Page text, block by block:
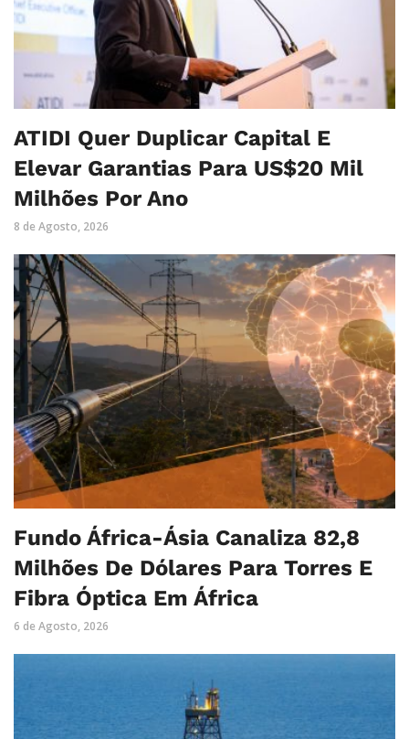
ATIDI Quer Duplicar Capital E
Elevar Garantias Para US$20 Mil
Milhões Por Ano
8 de Agosto, 2026
Fundo África-Ásia Canaliza 82,8
Milhões De Dólares Para Torres E
Fibra Óptica Em África
6 de Agosto, 2026